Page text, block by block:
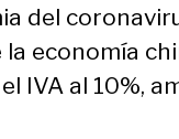
del
economía
IVA al 10%,